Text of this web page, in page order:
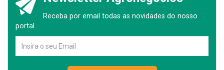
Receba por email todas as novidades do nosso
portal.